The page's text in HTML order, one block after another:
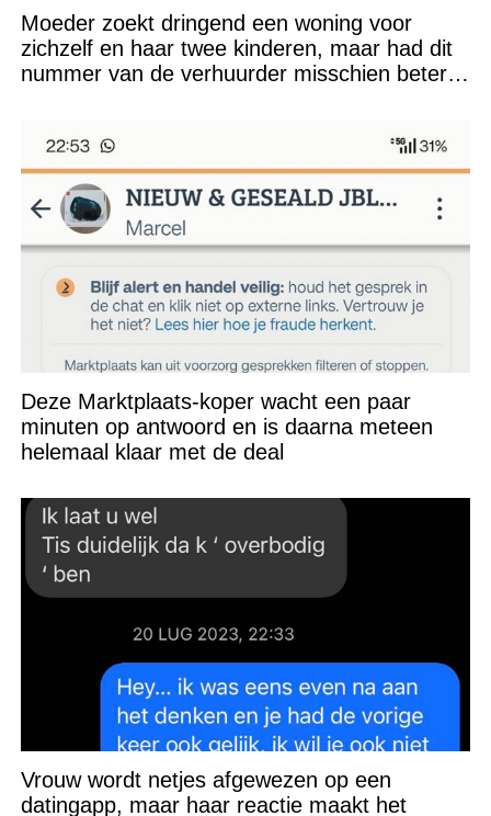
Moeder zoekt dringend een woning voor
zichzelf en haar twee kinderen, maar had dit
nummer van de verhuurder misschien beter
Deze Marktplaats-koper wacht een paar
minuten op antwoord en is daarna meteen
helemaal klaar met de deal
Vrouw wordt netjes afgewezen op een
datingapp, maar haar reactie maakt het